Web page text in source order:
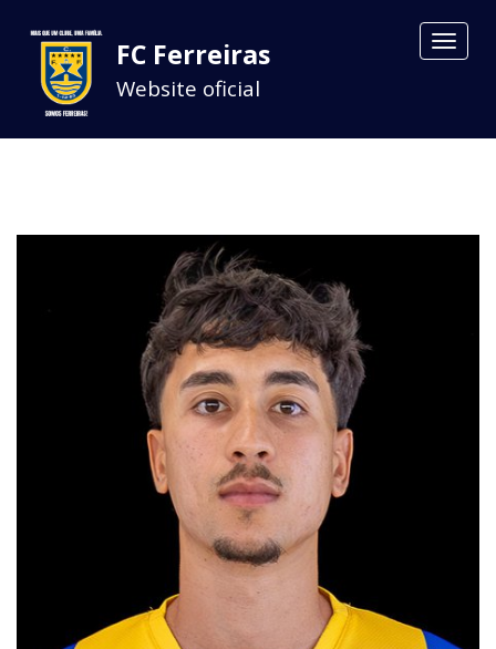
Toggle
FC Ferreiras
Website oficial